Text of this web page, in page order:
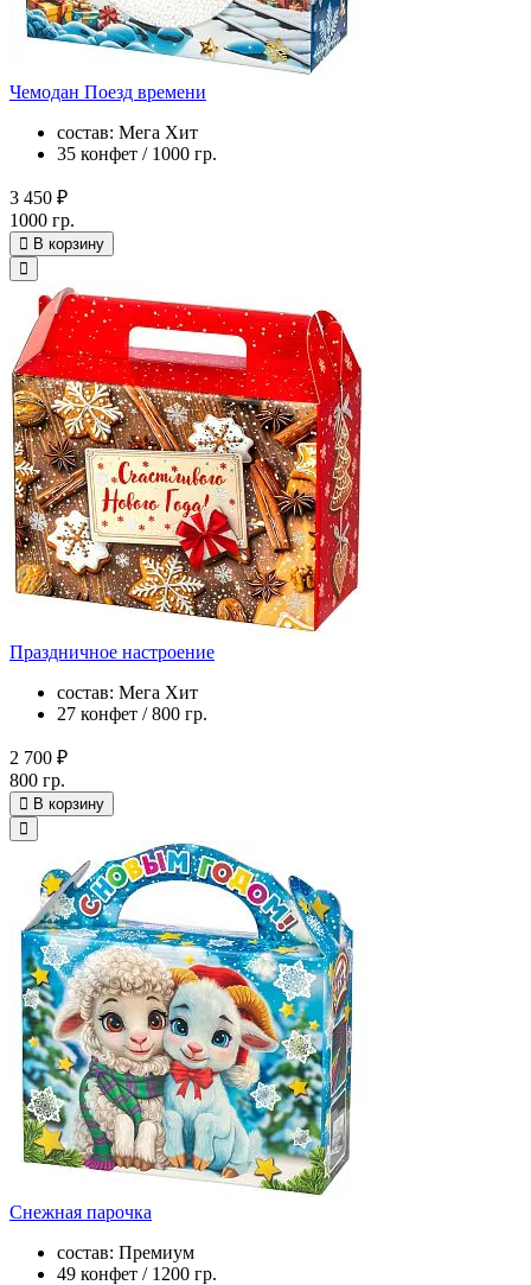
Чемодан Поезд времени
состав: Мега Хит
35 конфет / 1000 гр.
3 450 ₽
1000 гр.
В корзину
Праздничное настроение
состав: Мега Хит
27 конфет / 800 гр.
2 700 ₽
800 гр.
В корзину
Снежная парочка
состав: Премиум
49 конфет / 1200 гр.